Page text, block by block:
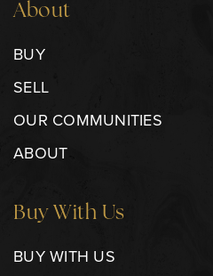
About
BUY
SELL
OUR COMMUNITIES
ABOUT
Buy With Us
BUY WITH US